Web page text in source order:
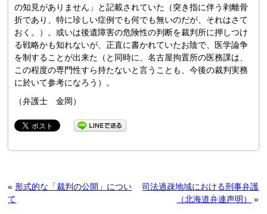
の知見がありません」と記載されていた（突き指に伴う剥離骨
折であり、特に珍しい症例でも何でも無いのだが、それはさて
おく。）。或いは後遺障害の危険性の判断を裁判所に押しつけ
る戦略かも知れないが、正直に書かれていたお陰で、医学論争
を制することが出来た（と同時に、名古屋拘置所の医務課は、
この程度の専門性すら持たないと言うことも、今後の裁判実務
に於いて参考になろう）。
（弁護士 金岡）
«形式的な「裁判の公開」につい
て
司法過疎地域における刑事弁護
（北海道弁連声明）
»